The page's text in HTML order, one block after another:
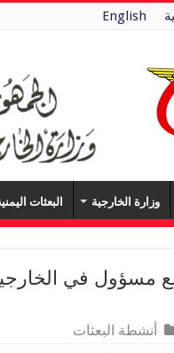
English
وزارة الخارجية البعثات
مسؤول في الخارجية
أنشطة البعثات